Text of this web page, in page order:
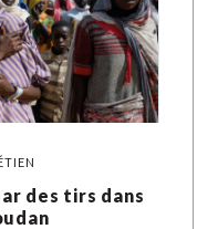
des tirs dans